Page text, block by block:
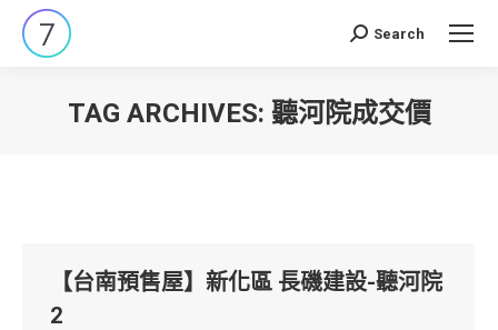
Search:
Search
TAG ARCHIVES: 聽河院成交價
【台南預售屋】新化區 長磯建設-聽河院
2